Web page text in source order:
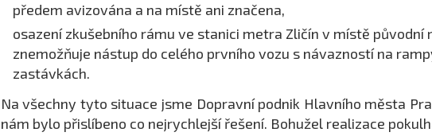
předem avizována a na místě ani značena,
osazení zkušebního rámu ve stanici metra Zličín v místě původní
znemožňuje nástup do celého prvního vozu s návazností na
zastávkách.
Na všechny tyto situace jsme Dopravní podnik Hlavního města
nám bylo přislíbeno co nejrychlejší řešení. Bohužel realizace